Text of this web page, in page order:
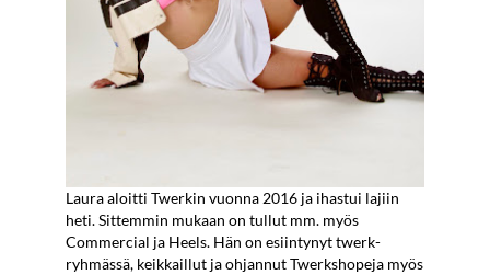
Laura aloitti Twerkin vuonna 2016 ja ihastui lajiin
heti. Sittemmin mukaan on tullut mm. myös
Commercial ja Heels. Hän on esiintynyt twerk-
ryhmässä, keikkaillut ja ohjannut Twerkshopeja myös